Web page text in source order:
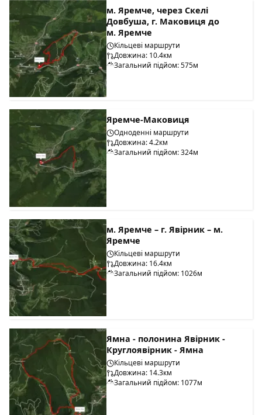
м. Яремче, через Скелі
Довбуша, г. Маковиця до
м. Яремче
Кільцеві маршрути
Довжина: 10.4км
Загальний підйом: 575м
Яремче-Маковиця
Одноденні маршрути
Довжина: 4.2км
Загальний підйом: 324м
м. Яремче – г. Явірник – м.
Яремче
Кільцеві маршрути
Довжина: 16.4км
Загальний підйом: 1026м
Ямна - полонина Явірник -
Круглоявірник - Ямна
Кільцеві маршрути
Довжина: 14.3км
Загальний підйом: 1077м